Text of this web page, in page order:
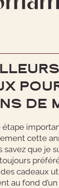
DE
étape
cette
savez que je
cadeaux
au fond